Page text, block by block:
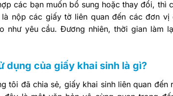
các bạn muốn bổ sung hoặc thay đổi, thì
nộp các giấy tờ liên quan đến các đơn
như yêu cầu. Đương nhiên, thời gian làm
dụng của giấy khai sinh là gì?
tôi đã chia sẻ, giấy khai sinh liên quan